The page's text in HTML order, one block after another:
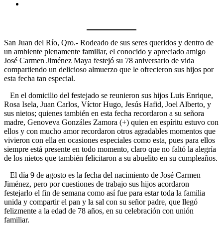
San Juan del Río, Qro.- Rodeado de sus seres queridos y dentro de
un ambiente plenamente familiar, el conocido y apreciado amigo
José Carmen Jiménez Maya festejó su 78 aniversario de vida
compartiendo un delicioso almuerzo que le ofrecieron sus hijos por
esta fecha tan especial.
En el domicilio del festejado se reunieron sus hijos Luis Enrique,
Rosa Isela, Juan Carlos, Víctor Hugo, Jesús Hafid, Joel Alberto, y
sus nietos; quienes también en esta fecha recordaron a su señora
madre, Genoveva Gonzáles Zamora (+) quien en espíritu estuvo con
ellos y con mucho amor recordaron otros agradables momentos que
vivieron con ella en ocasiones especiales como esta, pues para ellos
siempre está presente en todo momento, claro que no faltó la alegría
de los nietos que también felicitaron a su abuelito en su cumpleaños.
El día 9 de agosto es la fecha del nacimiento de José Carmen
Jiménez, pero por cuestiones de trabajo sus hijos acordaron
festejarlo el fin de semana como así fue para estar toda la familia
unida y compartir el pan y la sal con su señor padre, que llegó
felizmente a la edad de 78 años, en su celebración con unión
familiar.